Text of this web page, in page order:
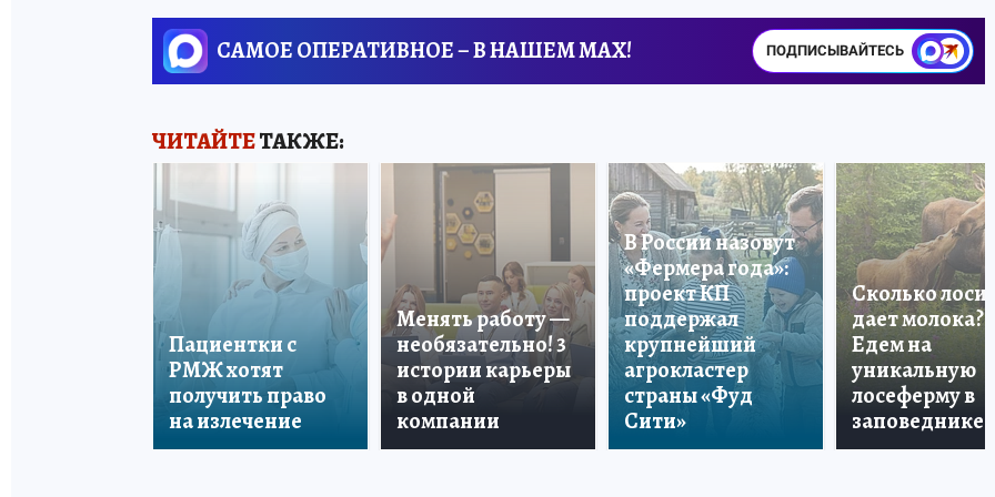
САМОЕ ОПЕРАТИВНОЕ – В НАШЕМ MAX! ПОДПИСЫВАЙТЕСЬ
ЧИТАЙТЕТАКЖЕ:
Пациентки с
РМЖ хотят
получить право
на излечение
Менять работу —
необязательно! 3
истории карьеры
в одной
компании
В России назовут
«Фермера года»:
проект КП
поддержал
крупнейший
агрокластер
страны «Фуд
Сити»
Сколько лосиха
дает молока?
Едем на
уникальную
лосеферму в
заповеднике!